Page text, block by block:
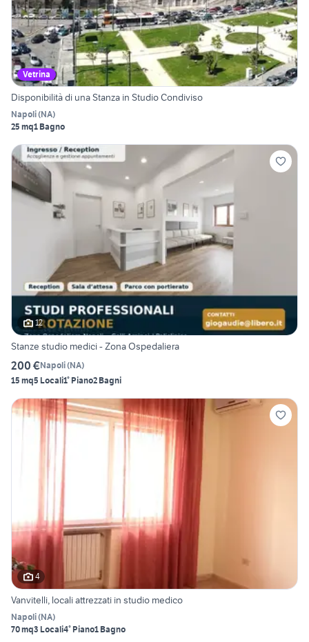
Vetrina
Disponibilità di una Stanza in Studio Condiviso
Napoli(NA)
25 mq1 Bagno
12
Stanze studio medici - Zona Ospedaliera
200 €Napoli(NA)
15 mq5 Locali1° Piano2 Bagni
4
Vanvitelli, locali attrezzati in studio medico
Napoli(NA)
70 mq3 Locali4° Piano1 Bagno